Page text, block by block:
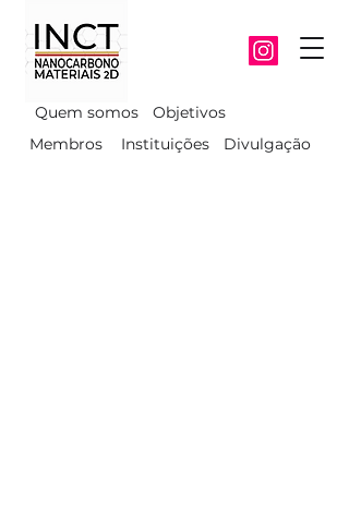
Membros
Quem somos
Instituições
Objetivos
Divulgação